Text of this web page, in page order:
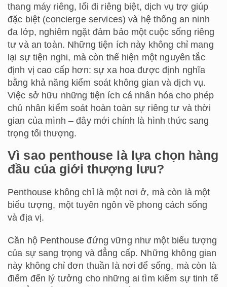
thang máy riêng, lối đi riêng biệt, dịch vụ trợ giúp
đặc biệt (concierge services) và hệ thống an ninh
đa lớp, nghiêm ngặt đảm bảo một cuộc sống riêng
tư và an toàn. Những tiện ích này không chỉ mang
lại sự tiện nghi, mà còn thể hiện một nguyên tắc
định vị cao cấp hơn: sự xa hoa được định nghĩa
bằng khả năng kiểm soát không gian và dịch vụ.
Việc sở hữu những tiện ích cá nhân hóa cho phép
chủ nhân kiểm soát hoàn toàn sự riêng tư và thời
gian của mình – đây mới chính là hình thức sang
trọng tối thượng.
Vì sao penthouse là lựa chọn hàng
đầu của giới thượng lưu?
Penthouse không chỉ là một nơi ở, mà còn là một
biểu tượng, một tuyên ngôn về phong cách sống
và địa vị.
Căn hộ Penthouse đứng vững như một biểu tượng
của sự sang trọng và đẳng cấp. Những không gian
này không chỉ đơn thuần là nơi để sống, mà còn là
điểm đến lý tưởng cho những ai tìm kiếm sự tinh tế